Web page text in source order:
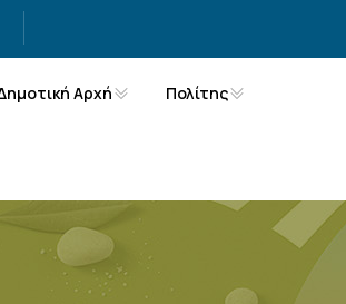
Αρχή Πολίτης